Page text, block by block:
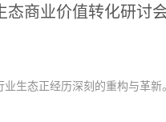
商业价值转化研讨
生态正经历深刻的重构与革新